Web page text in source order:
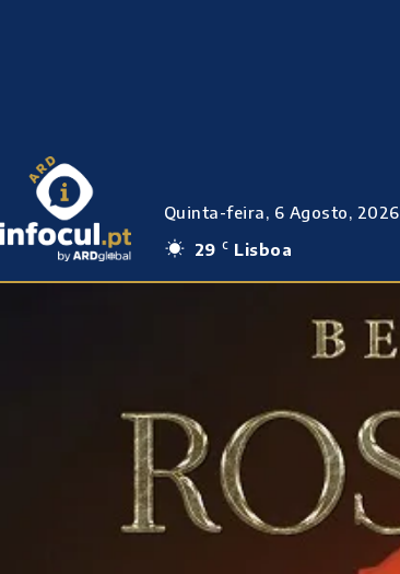
Quinta-feira, 6 Agosto, 2026
29 C Lisboa